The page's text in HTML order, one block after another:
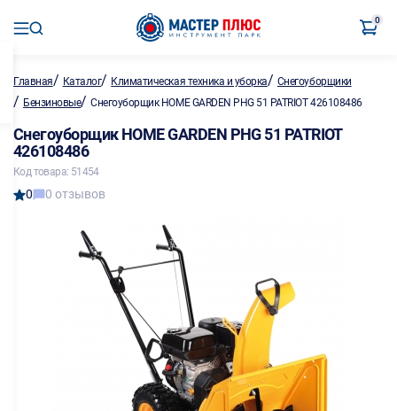
0
Главная/ Каталог/ Климатическая техника и уборка/ Снегоуборщики
/ Бензиновые/Снегоуборщик HOME GARDEN PHG 51 PATRIOT 426108486
Снегоуборщик HOME GARDEN PHG 51 PATRIOT
426108486
Код товара: 51454
0 0 отзывов